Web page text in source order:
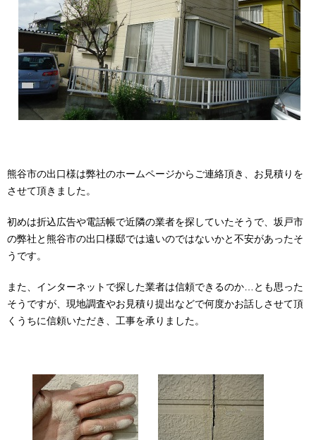
熊谷市の出口様は弊社のホームページからご連絡頂き、お見積りを
させて頂きました。
初めは折込広告や電話帳で近隣の業者を探していたそうで、坂戸市
の弊社と熊谷市の出口様邸では遠いのではないかと不安があったそ
うです。
また、インターネットで探した業者は信頼できるのか…とも思った
そうですが、現地調査やお見積り提出などで何度かお話しさせて頂
くうちに信頼いただき、工事を承りました。